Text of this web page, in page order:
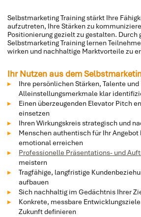
Selbstmarketing Training stärkt Ihre
aufzutreten, Ihre Stärken zu
Positionierung gezielt zu gestalten. Durch
Selbstmarketing Training lernen
wirken und nachhaltige Marktvorteile zu
Ihr Nutzen aus dem
Ihre persönlichen Stärken, Talente und
Alleinstellungsmerkmale klar
Einen überzeugenden Elevator Pitch
einsetzen
Ihren Wirkungskreis strategisch und
Menschen authentisch für Ihr Angebot
emotional erreichen
Professionelle Präsentations- und
meistern
Tragfähige, langfristige
aufbauen
Sich nachhaltig im Gedächtnis Ihrer
Konkrete, messbare
Zukunft definieren